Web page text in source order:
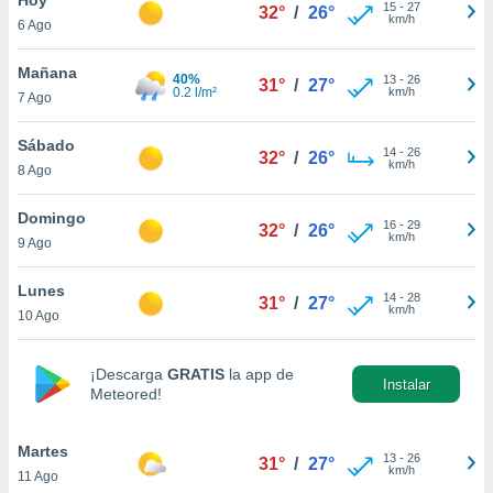
en
más
nuestra
de
aceptar
de
6 Ago
32° / 26° 15- 27
km/h
Mañana
7 Ago
40%
0.2 l/m²
31° / 27° 13- 26
km/h
Sábado
8 Ago
32° / 26° 14- 26
km/h
Domingo
9 Ago
32° / 26° 16- 29
km/h
Lunes
10 Ago
31° / 27° 14- 28
km/h
¡Descarga GRATIS la app de
Meteored!
Instalar
Martes
11 Ago
31° / 27° 13- 26
km/h